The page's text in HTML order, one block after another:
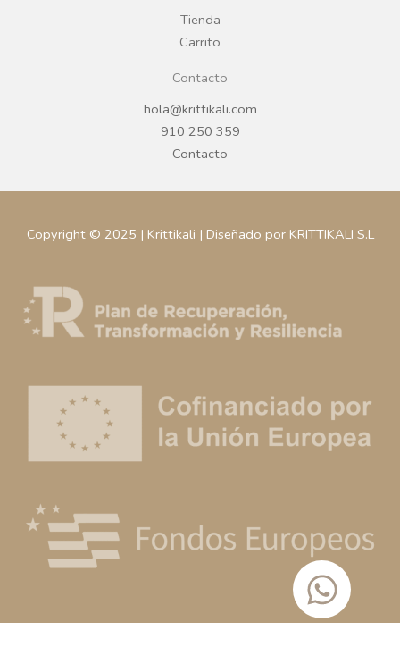
Tienda
Carrito
Contacto
hola@krittikali.com
910 250 359
Contacto
Copyright © 2025 | Krittikali | Diseñado por KRITTIKALI S.L